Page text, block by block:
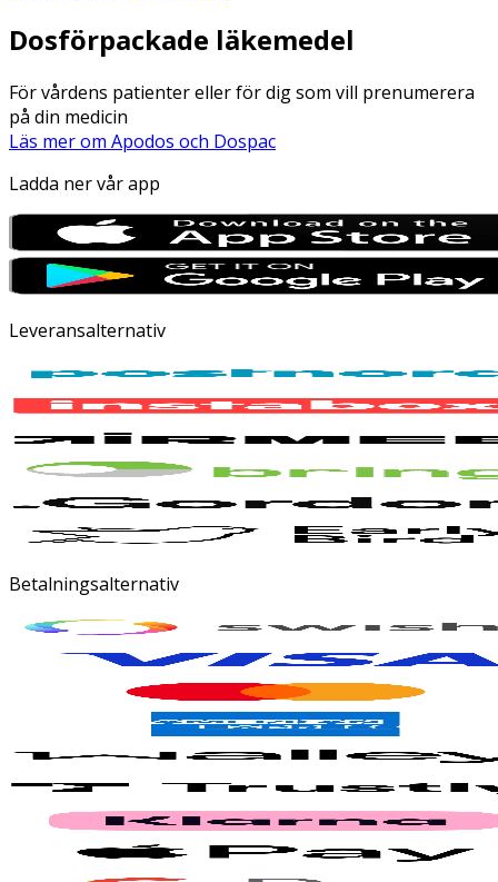
Dosförpackade läkemedel
För vårdens patienter eller för dig som vill prenumerera
på din medicin
Läs mer om Apodos och Dospac
Ladda ner vår app
Leveransalternativ
Betalningsalternativ